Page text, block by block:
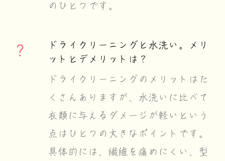
のひとつです。
ドライクリーニングと水洗い。メリ
ットとデメリットは？
ドライクリーニングのメリットはた
くさんありますが、水洗いに比べて
衣類に与えるダメージが軽いという
点はひとつの大きなポイントです。
具体的には、繊維を痛めにくい、型